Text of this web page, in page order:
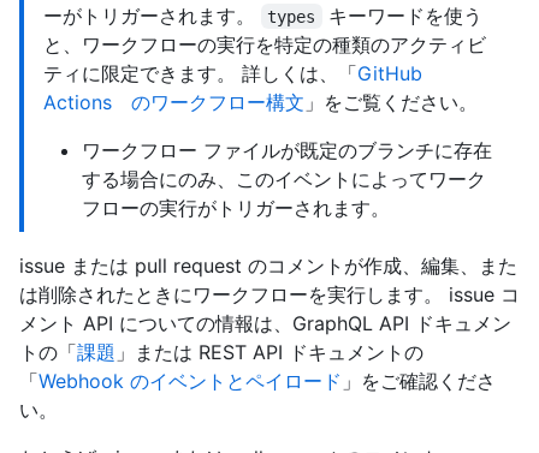
ーがトリガーされます。
types
キーワードを使う
と、ワークフローの実行を特定の種類のアクティビ
ティに限定できます。 詳しくは、「GitHub
Actions のワークフロー構文 」をご覧ください。
ワークフロー ファイルが既定のブランチに存在
する場合にのみ、このイベントによってワーク
フローの実行がトリガーされます。
issue または pull request のコメントが作成、編集、また
は削除されたときにワークフローを実行します。 issue コ
メント API についての情報は、GraphQL API ドキュメン
トの「課題 」または REST API ドキュメントの
「Webhook のイベントとペイロード 」をご確認くださ
い。